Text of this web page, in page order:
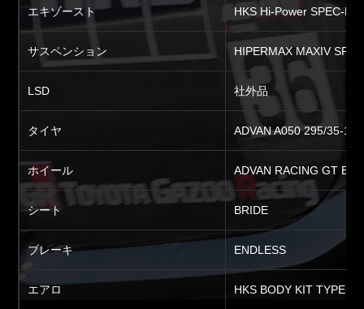
エキゾースト HKS Hi-Power SPEC-L II
サスペンション HIPERMAX MAXIV SP
LSD 社外品
タイヤ ADVAN A050 295/35-18
ホイール ADVAN RACING GT
シート BRIDE
ブレーキ ENDLESS
エアロ HKS BODY KIT TYPE-R